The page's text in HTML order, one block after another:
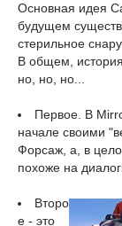
Основная идея
будущем
стерильное
В общем,
но, но, но...
Первое. В
начале своими
Форсаж, а, в
похоже на
Второ
е - это